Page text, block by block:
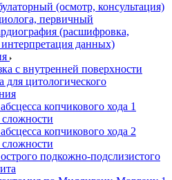
(осмотр, консультация)
первичный
(расшифровка,
данных)
с внутренней поверхности
для цитологического
копчикового хода 1
сложности
копчикового хода 2
сложности
подкожно-подслизистого